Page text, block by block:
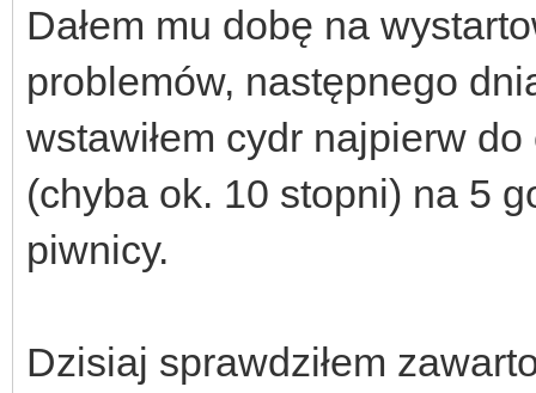
Dałem mu dobę na
problemów, następnego
wstawiłem cydr najpierw
(chyba ok. 10 stopni) na 5
piwnicy.
Dzisiaj sprawdziłem